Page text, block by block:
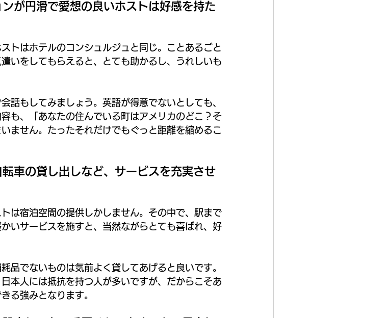
が円滑で愛想の良いホストは好感を持た
トはホテルのコンシュルジュと同じ。ことあるごと
いをしてもらえると、とても助かるし、うれしいも
話もしてみましょう。英語が得意でないとしても、
も、「あなたの住んでいる町はアメリカのどこ？そ
ません。たったそれだけでもぐっと距離を縮めるこ
車の貸し出しなど、サービスを充実させ
は宿泊空間の提供しかしません。その中で、駅まで
いサービスを施すと、当然ながらとても喜ばれ、好
品でないものは気前よく貸してあげると良いです。
本人には抵抗を持つ人が多いですが、だからこそあ
る強みとなります。